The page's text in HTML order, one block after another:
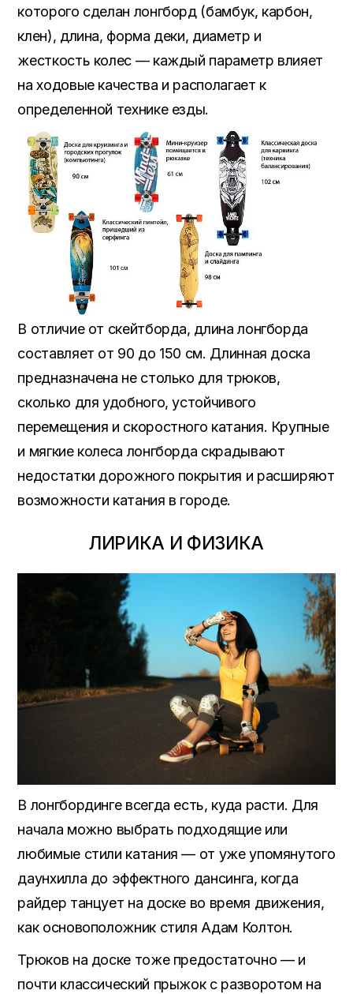
которого сделан лонгборд (бамбук, карбон,
клен), длина, форма деки, диаметр и
жесткость колес — каждый параметр влияет
на ходовые качества и располагает к
определенной технике езды.
В отличие от скейтборда, длина лонгборда
составляет от 90 до 150 см. Длинная доска
предназначена не столько для трюков,
сколько для удобного, устойчивого
перемещения и скоростного катания. Крупные
и мягкие колеса лонгборда скрадывают
недостатки дорожного покрытия и расширяют
возможности катания в городе.
ЛИРИКА И ФИЗИКА
В лонгбординге всегда есть, куда расти. Для
начала можно выбрать подходящие или
любимые стили катания — от уже упомянутого
даунхилла до эффектного дансинга, когда
райдер танцует на доске во время движения,
как основоположник стиля Адам Колтон.
Трюков на доске тоже предостаточно — и
почти классический прыжок с разворотом на